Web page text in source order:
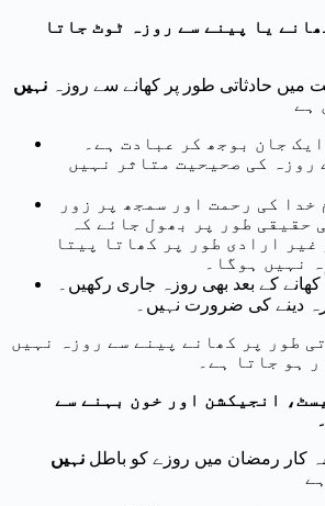
کھانے یا پینے سے روزہ ٹوٹ جاتا
میں حادثاتی طور پر کھانے سے روزہ نہیں
ہے
جان بوجھ کر عبادت ہے۔
روزہ کی صحیحیت متاثر نہیں
خدا کی رحمت اور سمجھ پر زور
حقیقی طور پر بھول جائے کہ
غیر ارادی طور پر کھاتا پیتا
نہیں ہوگا۔
کھانے کے بعد بھی روزہ جاری رکھیں۔
دینے کی ضرورت نہیں۔
طور پر کھانے پینے سے روزہ نہیں
ہو جاتا ہے۔
کے ٹیسٹ، انجیکشن اور خون بہنے سے
کار رمضان میں روزے کو باطل نہیں